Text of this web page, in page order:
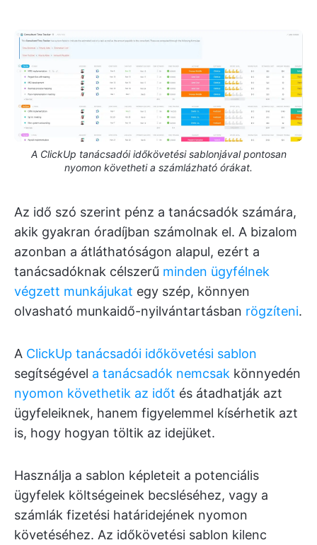
A ClickUp tanácsadói időkövetési sablonjával pontosan
nyomon követheti a számlázható órákat.
Az idő szó szerint pénz a tanácsadók számára,
akik gyakran óradíjban számolnak el. A bizalom
azonban a átláthatóságon alapul, ezért a
tanácsadóknak célszerű minden ügyfélnek
végzett munkájukat egy szép, könnyen
olvasható munkaidő-nyilvántartásban rögzíteni.
A ClickUp tanácsadói időkövetési sablon
segítségével a tanácsadók nemcsak könnyedén
nyomon követhetik az időt és átadhatják azt
ügyfeleiknek, hanem figyelemmel kísérhetik azt
is, hogy hogyan töltik az idejüket.
Használja a sablon képleteit a potenciális
ügyfelek költségeinek becsléséhez, vagy a
számlák fizetési határidejének nyomon
követéséhez. Az időkövetési sablon kilenc